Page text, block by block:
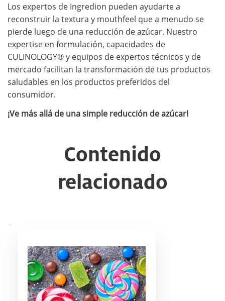
Los expertos de Ingredion pueden ayudarte a
reconstruir la textura y mouthfeel que a menudo se
pierde luego de una reducción de azúcar. Nuestro
expertise en formulación, capacidades de
CULINOLOGY® y equipos de expertos técnicos y de
mercado facilitan la transformación de tus productos
saludables en los productos preferidos del
consumidor.
¡Ve más allá de una simple reducción de azúcar!
Contenido
relacionado